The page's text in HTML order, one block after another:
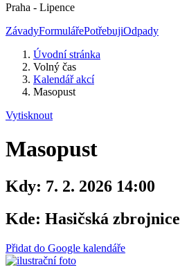
Praha - Lipence
ZávadyFormulářePotřebujiOdpady
Úvodní stránka
Volný čas
Kalendář akcí
Masopust
Vytisknout
Masopust
Kdy: 7. 2. 2026 14:00
Kde: Hasičská zbrojnice
Přidat do Google kalendáře